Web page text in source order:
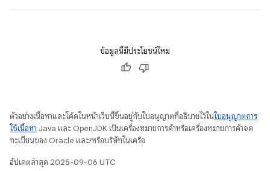
ข้อมูลนี้มีประโยชน์ไหม
ตัวอย่างเนื้อหาและโค้ดในหน้าเว็บนี้ขึ้นอยู่กับใบอนุญาตที่อธิบายไว้ในใบอนุญาตการ
ใช้เนื้อหา Java และ OpenJDK เป็นเครื่องหมายการค้าหรือเครื่องหมายการค้าจด
ทะเบียนของ Oracle และ/หรือบริษัทในเครือ
อัปเดตล่าสุด 2025-09-06 UTC